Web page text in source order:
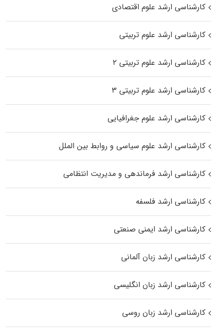
کارشناسی ارشد علوم اقتصادی
کارشناسی ارشد علوم تربیتی
کارشناسی ارشد علوم تربیتی ۲
کارشناسی ارشد علوم تربیتی ۳
کارشناسی ارشد علوم جغرافیایی
کارشناسی ارشد علوم سیاسی و روابط بین الملل
کارشناسی ارشد فرماندهی و مدیریت انتظامی
کارشناسی ارشد فلسفه
کارشناسی ارشد ایمنی صنعتی
کارشناسی ارشد زبان آلمانی
کارشناسی ارشد زبان انگلیسی
کارشناسی ارشد زبان روسی